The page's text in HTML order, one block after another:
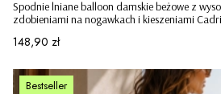
Spodnie lniane balloon damskie beżowe z
zdobieniami na nogawkach i kieszeniami
Cena
148,90 zł
Bestseller